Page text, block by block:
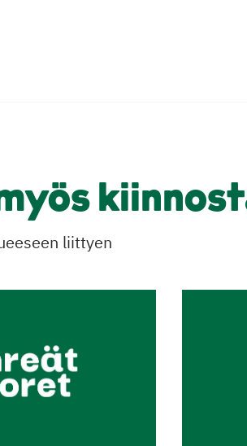
liittyen